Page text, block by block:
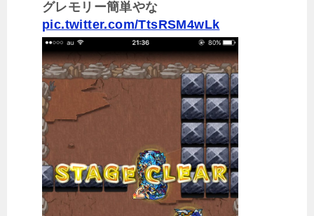
グレモリー簡単やな
pic.twitter.com/TtsRSM4wLk